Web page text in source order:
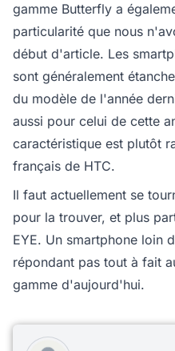
gamme Butterfly a
particularité que nous
début d'article. Les
sont généralement
du modèle de l'année
aussi pour celui de cette
caractéristique est plutôt
français de HTC.
Il faut actuellement se
pour la trouver, et plus
EYE. Un smartphone loin
répondant pas tout à fait
gamme d'aujourd'hui.